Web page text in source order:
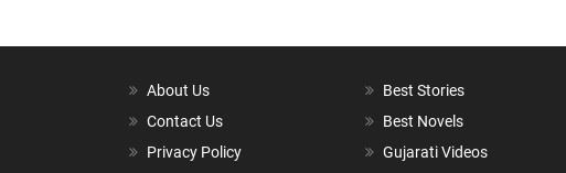
About Us
Contact Us
Privacy Policy
Best Stories
Best Novels
Gujarati Videos